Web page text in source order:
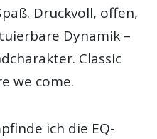
Druckvoll, offen,
Dynamik –
Classic
we come.
ich die EQ-